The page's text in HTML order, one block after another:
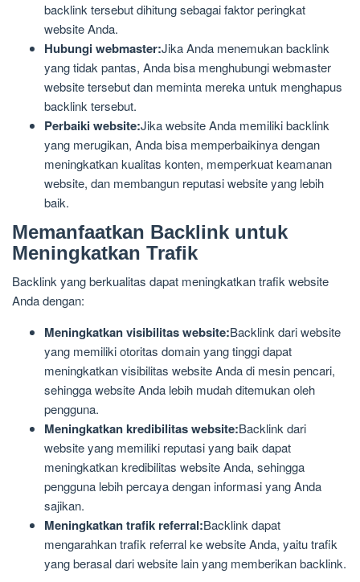
backlink tersebut dihitung sebagai faktor peringkat
website Anda.
Hubungi webmaster:Jika Anda menemukan backlink
yang tidak pantas, Anda bisa menghubungi webmaster
website tersebut dan meminta mereka untuk menghapus
backlink tersebut.
Perbaiki website:Jika website Anda memiliki backlink
yang merugikan, Anda bisa memperbaikinya dengan
meningkatkan kualitas konten, memperkuat keamanan
website, dan membangun reputasi website yang lebih
baik.
Memanfaatkan Backlink untuk
Meningkatkan Trafik
Backlink yang berkualitas dapat meningkatkan trafik website
Anda dengan:
Meningkatkan visibilitas website:Backlink dari website
yang memiliki otoritas domain yang tinggi dapat
meningkatkan visibilitas website Anda di mesin pencari,
sehingga website Anda lebih mudah ditemukan oleh
pengguna.
Meningkatkan kredibilitas website:Backlink dari
website yang memiliki reputasi yang baik dapat
meningkatkan kredibilitas website Anda, sehingga
pengguna lebih percaya dengan informasi yang Anda
sajikan.
Meningkatkan trafik referral:Backlink dapat
mengarahkan trafik referral ke website Anda, yaitu trafik
yang berasal dari website lain yang memberikan backlink.